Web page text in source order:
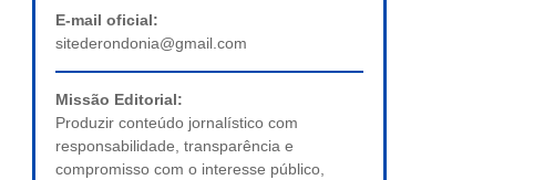
E-mail oficial:
sitederondonia@gmail.com
Missão Editorial:
Produzir conteúdo jornalístico com
responsabilidade, transparência e
compromisso com o interesse público,